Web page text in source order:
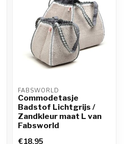
FABSWORLD
Commodetasje
Badstof Lichtgrijs /
Zandkleur maat L van
Fabsworld
€18,95